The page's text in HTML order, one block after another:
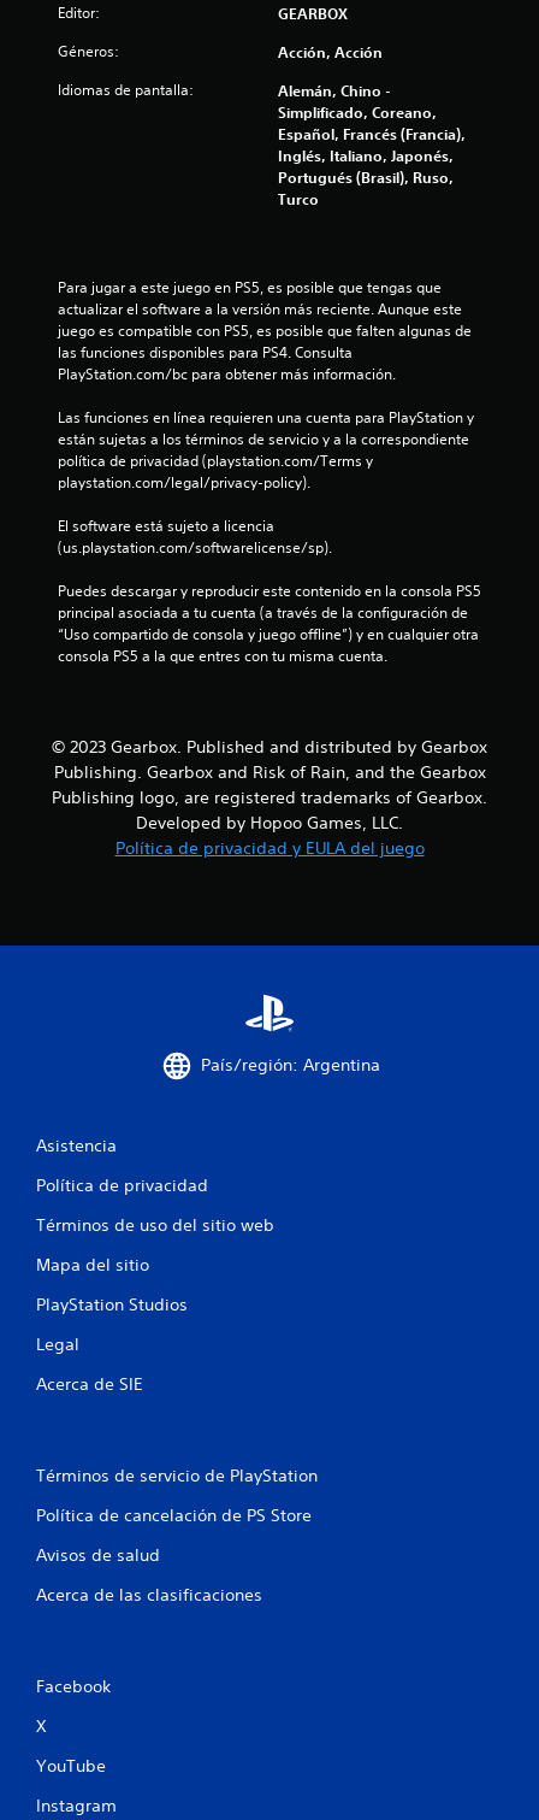
l
e
n
n
a
l
e
1
2
Editor: GEARBOX
Géneros: Acción, Acción
Idiomas de pantalla:
Alemán, Chino -
Simplificado, Coreano,
Español, Francés (Francia),
Inglés, Italiano, Japonés,
Portugués (Brasil), Ruso,
Turco
Para jugar a este juego en PS5, es posible que tengas que
actualizar el software a la versión más reciente. Aunque este
juego es compatible con PS5, es posible que falten algunas de
las funciones disponibles para PS4. Consulta
PlayStation.com/bc para obtener más información.
Las funciones en línea requieren una cuenta para PlayStation y
están sujetas a los términos de servicio y a la correspondiente
política de privacidad (playstation.com/Terms y
playstation.com/legal/privacy-policy).
El software está sujeto a licencia
(us.playstation.com/softwarelicense/sp).
Puedes descargar y reproducir este contenido en la consola PS5
principal asociada a tu cuenta (a través de la configuración de
“Uso compartido de consola y juego offline”) y en cualquier otra
consola PS5 a la que entres con tu misma cuenta.
© 2023 Gearbox. Published and distributed by Gearbox
Publishing. Gearbox and Risk of Rain, and the Gearbox
Publishing logo, are registered trademarks of Gearbox.
Developed by Hopoo Games, LLC.
Política de privacidad y EULA del juego
País/región: Argentina
Asistencia
Política de privacidad
Términos de uso del sitio web
Mapa del sitio
PlayStation Studios
Legal
Acerca de SIE
Términos de servicio de PlayStation
Política de cancelación de PS Store
Avisos de salud
Acerca de las clasificaciones
Facebook
X
YouTube
Instagram